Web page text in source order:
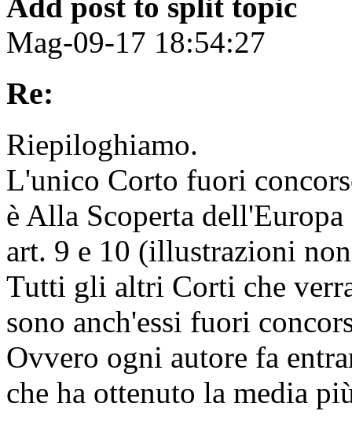
Add post to split topic
Mag-09-17 18:54:27
Re:
Riepiloghiamo.
L'unico Corto fuori
è Alla Scoperta
art. 9 e 10 (illustrazioni
Tutti gli altri Corti che
sono anch'essi fuori
Ovvero ogni autore fa
che ha ottenuto la media